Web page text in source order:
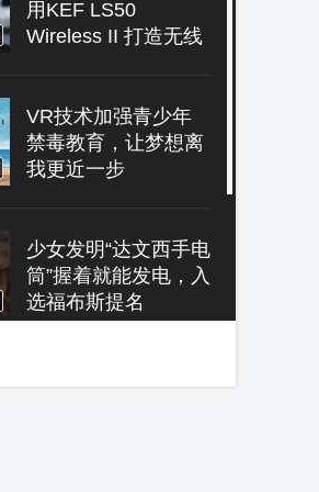
用KEF LS50
Wireless II 打造无线
VR技术加强青少年
禁毒教育，让梦想离
我更近一步
少女发明“达文西手电
筒”握着就能发电，入
选福布斯提名
无人机安全飞行